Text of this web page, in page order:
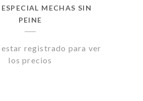
MECHAS SIN
PEINE
registrado para ver
los precios